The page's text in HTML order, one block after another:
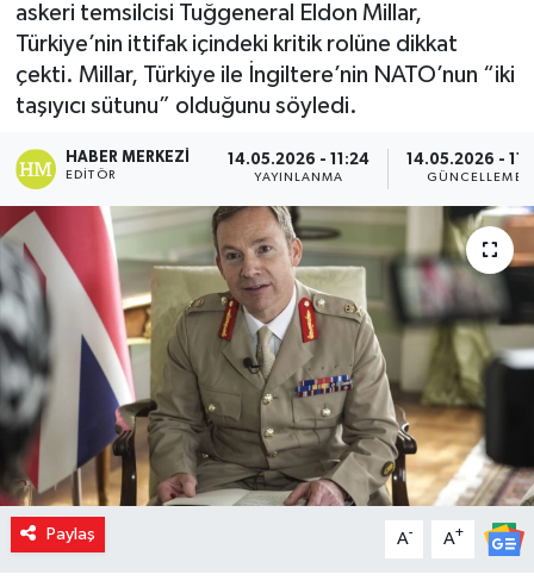
askeri temsilcisi Tuğgeneral Eldon Millar,
Türkiye’nin ittifak içindeki kritik rolüne dikkat
çekti. Millar, Türkiye ile İngiltere’nin NATO’nun “iki
taşıyıcı sütunu” olduğunu söyledi.
HABER MERKEZI
EDITÖR
14.05.2026 - 11:24
YAYINLANMA
14.05.2026 -
GÜNCELLEME
Paylaş A- A+
Son Dakika Haberleri
Haber Arşivi